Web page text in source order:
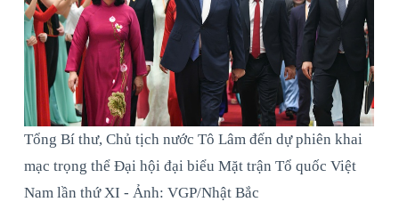
Tổng Bí thư, Chủ tịch nước Tô Lâm đến dự phiên khai
mạc trọng thể Đại hội đại biểu Mặt trận Tổ quốc Việt
Nam lần thứ XI - Ảnh: VGP/Nhật Bắc